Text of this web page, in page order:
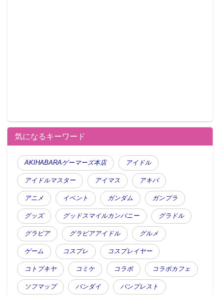
気になるキーワード
AKIHABARAゲーマーズ本店 アイドル
アイドルマスター アイマス アキバ
アニメ イベント ガンダム ガンプラ
グッズ グッドスマイルカンパニー グラドル
グラビア グラビアアイドル グルメ
ゲーム コスプレ コスプレイヤー
コトブキヤ コミケ コラボ コラボカフェ
ソフマップ バンダイ バンプレスト